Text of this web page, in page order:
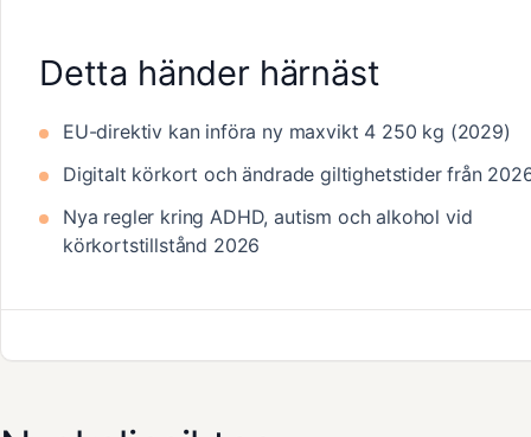
Detta händer härnäst
EU-direktiv kan införa ny maxvikt 4 250 kg (2029)
Digitalt körkort och ändrade giltighetstider från
Nya regler kring ADHD, autism och alkohol vid
körkortstillstånd 2026